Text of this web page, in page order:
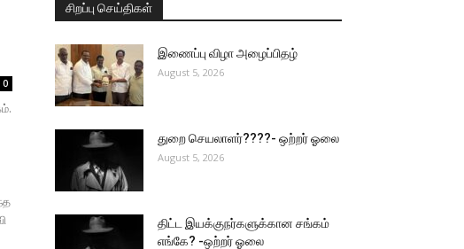
0
சிறப்பு செய்திகள்
இணைப்பு விழா அழைப்பிதழ்
August 5, 2026
துறை செயலாளர்????- ஒற்றர் ஓலை
August 5, 2026
திட்ட இயக்குநர்களுக்கான சங்கம்
எங்கே? -ஒற்றர் ஓலை